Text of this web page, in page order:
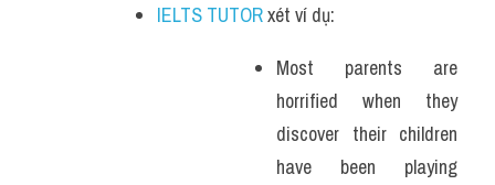
IELTS TUTOR xét ví dụ:
Most parents are
horrified when they
discover their children
have been playing